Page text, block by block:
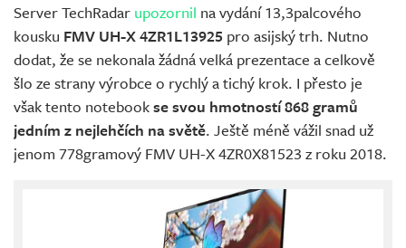
Server TechRadar upozornil na vydání 13,3palcového
kousku FMV UH-X 4ZR1L13925 pro asijský trh. Nutno
dodat, že se nekonala žádná velká prezentace a celkově
šlo ze strany výrobce o rychlý a tichý krok. I přesto je
však tento notebookse svou hmotností 868 gramů
jedním z nejlehčích na světě. Ještě méně vážil snad už
jenom 778gramový FMV UH-X 4ZR0X81523 z roku 2018.